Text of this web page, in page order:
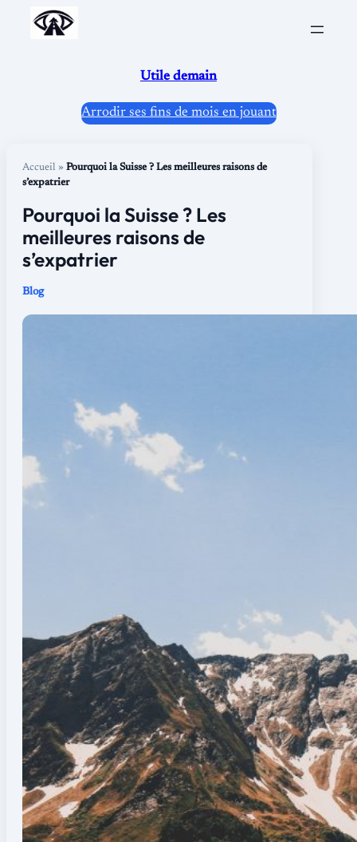
Aller
Utile demain
Arrodir ses fins de mois en jouant
Accueil » Pourquoi la Suisse ? Les meilleures raisons de
s’expatrier
Pourquoi la Suisse ? Les
meilleures raisons de
s’expatrier
Blog